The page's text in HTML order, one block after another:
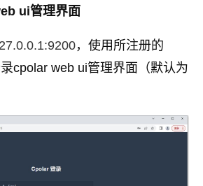
ui管理界面
，使用所注册的
cpolar web ui管理界面（默认为